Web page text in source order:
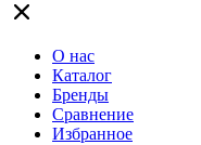
О нас
Каталог
Бренды
Сравнение
Избранное